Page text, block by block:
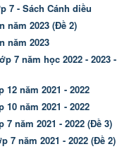
- Sách Cánh diều
năm 2023 (Đề 2)
năm 2023
7 năm học 2022 - 2023 -
năm 2021 - 2022
năm 2021 - 2022
năm 2021 - 2022 (Đề 3)
năm 2021 - 2022 (Đề 2)